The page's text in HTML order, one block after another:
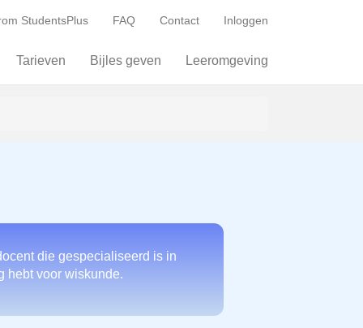
StudentsPlus FAQ Contact Inloggen
Tarieven Bijles geven Leeromgeving
die gespecialiseerd is in
hebt voor wiskunde.